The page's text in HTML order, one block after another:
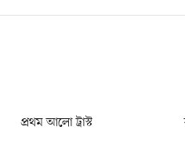
প্রথম আলো ট্রাস্ট